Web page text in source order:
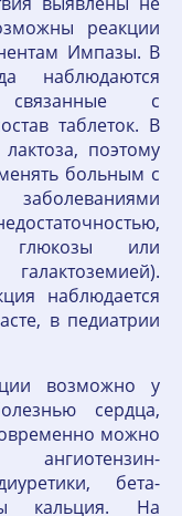
реакции
Импазы. В
наблюдаются
связанные с
таблеток. В
поэтому
больным с
глюкозы или
наблюдается
в педиатрии
возможно у
сердца,
можно
бета-
кальция. На